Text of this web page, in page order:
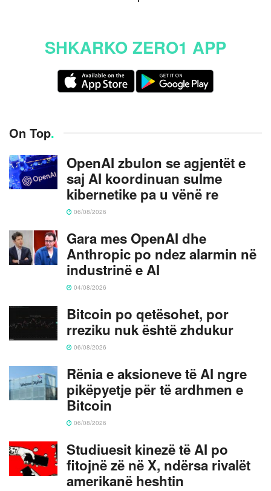
SHKARKO ZERO1 APP
On Top.
OpenAI zbulon se agjentët e
saj AI koordinuan sulme
kibernetike pa u vënë re
06/08/2026
Gara mes OpenAI dhe
Anthropic po ndez alarmin në
industrinë e AI
04/08/2026
Bitcoin po qetësohet, por
rreziku nuk është zhdukur
06/08/2026
Rënia e aksioneve të AI ngre
pikëpyetje për të ardhmen e
Bitcoin
06/08/2026
Studiuesit kinezë të AI po
fitojnë zë në X, ndërsa rivalët
amerikanë heshtin